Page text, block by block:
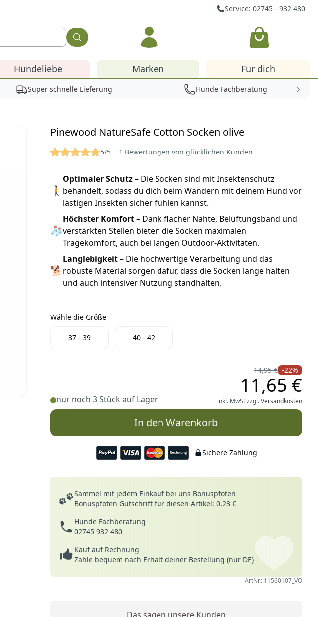
Service: 02745 - 932 480
Warenkorb
Hundeliebe Marken Für dich
Super schnelle Lieferung Hunde Fachberatung
Pinewood NatureSafe Cotton Socken olive
Reviews 5/5 1 Bewertungen von glücklichen Kunden
🚶
Optimaler Schutz– Die Socken sind mit Insektenschutz
behandelt, sodass du dich beim Wandern mit deinem Hund vor
lästigen Insekten sicher fühlen kannst.
🧦
Höchster Komfort– Dank flacher Nähte, Belüftungsband und
verstärkten Stellen bieten die Socken maximalen
Tragekomfort, auch bei langen Outdoor-Aktivitäten.
🐕
Langlebigkeit– Die hochwertige Verarbeitung und das
robuste Material sorgen dafür, dass die Socken lange halten
und auch intensiver Nutzung standhalten.
Wähle die Größe
37 - 39 40 - 42
nur noch 3 Stück auf Lager
14,95 € -22%
11,65 €
inkl. MwSt zzgl.Versandkosten
In den Warenkorb
Sichere Zahlung
Deine Vorteile
Sammel mit jedem Einkauf bei uns Bonuspfoten
Bonuspfoten Gutschrift für diesen Artikel: 0,23 €
Hunde Fachberatung
02745 932 480
Kauf auf Rechnung
Zahle bequem nach Erhalt deiner Bestellung (nur DE)
ArtNr.: 11560107_VO
Das sagen unsere Kunden